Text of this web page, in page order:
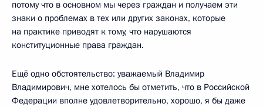
потому что в основном мы через граждан и получаем эти
знаки о проблемах в тех или других законах, которые
на практике приводят к тому, что нарушаются
конституционные права граждан.
Ещё одно обстоятельство: уважаемый Владимир
Владимирович, мне хотелось бы отметить, что в Российской
Федерации вполне удовлетворительно, хорошо, я бы даже